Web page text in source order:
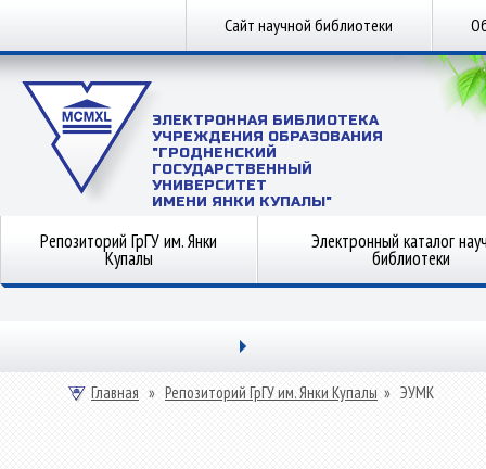
Сайт научной библиотеки
ЭЛЕКТРОННАЯ БИБЛИОТЕКА
УЧРЕЖДЕНИЯ ОБРАЗОВАНИЯ
"ГРОДНЕНСКИЙ
ГОСУДАРСТВЕННЫЙ
УНИВЕРСИТЕТ
ИМЕНИ ЯНКИ КУПАЛЫ"
Репозиторий ГрГУ им. Янки
Купалы
Электронный каталог
библиотеки
Главная » Репозиторий ГрГУ им. Янки Купалы » ЭУМК